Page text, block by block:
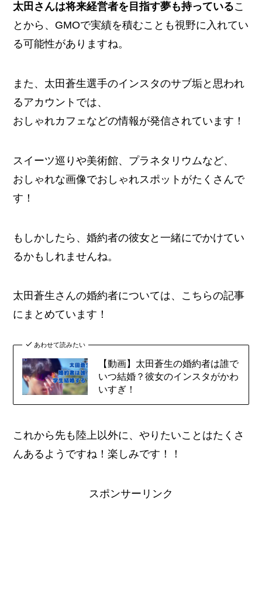
太田さんは将来経営者を目指す夢も持っているこ
とから、GMOで実績を積むことも視野に入れてい
る可能性がありますね。
また、太田蒼生選手のインスタのサブ垢と思われ
るアカウントでは、
おしゃれカフェなどの情報が発信されています！
スイーツ巡りや美術館、プラネタリウムなど、
おしゃれな画像でおしゃれスポットがたくさんで
す！
もしかしたら、婚約者の彼女と一緒にでかけてい
るかもしれませんね。
太田蒼生さんの婚約者については、こちらの記事
にまとめています！
あわせて読みたい
【動画】太田蒼生の婚約者は誰で
いつ結婚？彼女のインスタがかわ
いすぎ！
これから先も陸上以外に、やりたいことはたくさ
んあるようですね！楽しみです！！
スポンサーリンク